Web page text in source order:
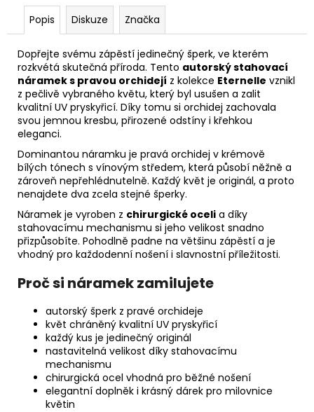
Popis Diskuze Značka
Dopřejte svému zápěstí jedinečný šperk, ve kterém
rozkvétá skutečná příroda. Tento autorský stahovací
náramek s pravou orchidejí z kolekce Eternelle vznikl
z pečlivě vybraného květu, který byl usušen a zalit
kvalitní UV pryskyřicí. Díky tomu si orchidej zachovala
svou jemnou kresbu, přirozené odstíny i křehkou
eleganci.
Dominantou náramku je pravá orchidej v krémově
bílých tónech s vínovým středem, která působí něžně a
zároveň nepřehlédnutelně. Každý květ je originál, a proto
nenajdete dva zcela stejné šperky.
Náramek je vyroben z chirurgické oceli a díky
stahovacímu mechanismu si jeho velikost snadno
přizpůsobíte. Pohodlně padne na většinu zápěstí a je
vhodný pro každodenní nošení i slavnostní příležitosti.
Proč si náramek zamilujete
autorský šperk z pravé orchideje
květ chráněný kvalitní UV pryskyřicí
každý kus je jedinečný originál
nastavitelná velikost díky stahovacímu
mechanismu
chirurgická ocel vhodná pro běžné nošení
elegantní doplněk i krásný dárek pro milovnice
květin
790
Kč